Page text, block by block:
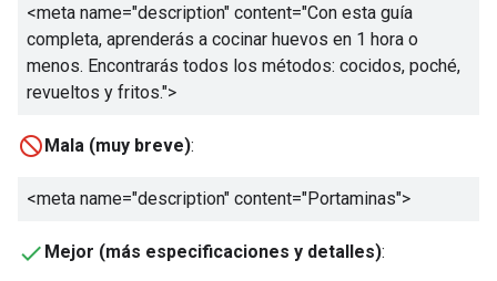
<meta name="description" content="Con esta guía
completa, aprenderás a cocinar huevos en 1 hora o
menos. Encontrarás todos los métodos: cocidos, poché,
revueltos y fritos.">
Mala (muy breve):
<meta name="description" content="Portaminas">
Mejor (más especificaciones y detalles):